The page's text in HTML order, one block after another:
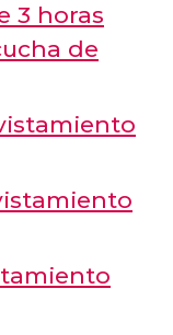
3 horas
de